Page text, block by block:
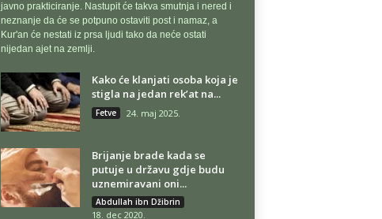
javno prakticiranje. Nastupit će takva smutnja i nered i
neznanje da će se potpuno ostaviti post i namaz, a
Kur'an će nestati iz prsa ljudi tako da neće ostati
nijedan ajet na zemlji.
Kako će klanjati osoba koja je
stigla na jedan rek’at na...
Fetve 24. maj 2025.
Brijanje brade kada se
putuje u državu gdje budu
uznemiravani oni...
Abdullah ibn Džibrin
18. dec 2020.